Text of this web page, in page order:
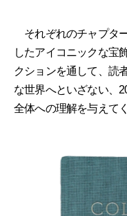
それぞれのチャプタ
したアイコニックな宝
クションを通して、読
な世界へといざない、
全体への理解を与えて